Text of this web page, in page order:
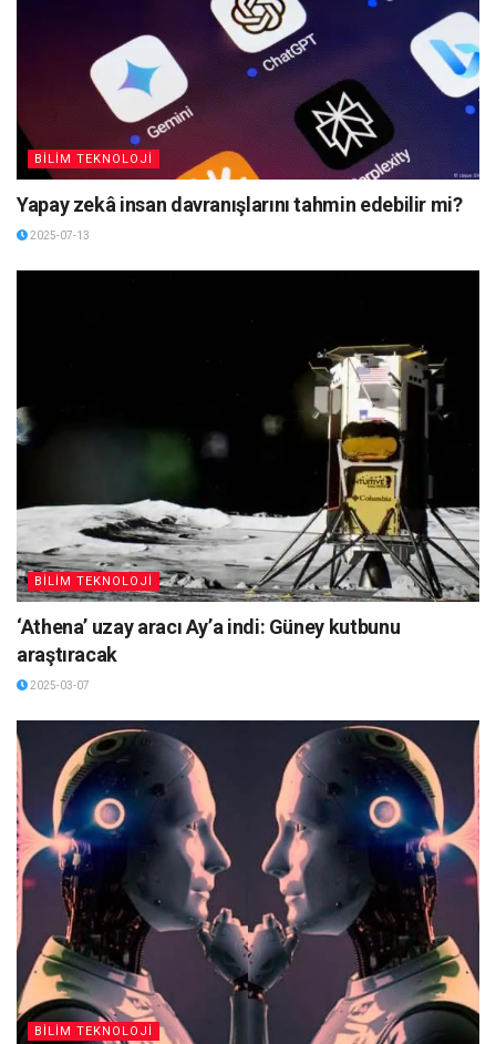
BİLİM TEKNOLOJİ
Yapay zekâ insan davranışlarını tahmin edebilir mi?
2025-07-13
BİLİM TEKNOLOJİ
‘Athena’ uzay aracı Ay’a indi: Güney kutbunu
araştıracak
2025-03-07
BİLİM TEKNOLOJİ